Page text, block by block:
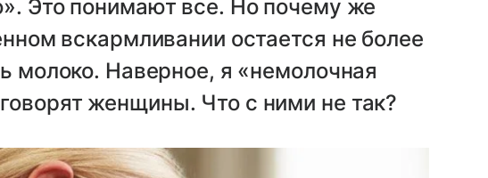
Это понимают все. Но почему же
вскармливании остается не более
молоко. Наверное, я «немолочная
женщины. Что с ними не так?